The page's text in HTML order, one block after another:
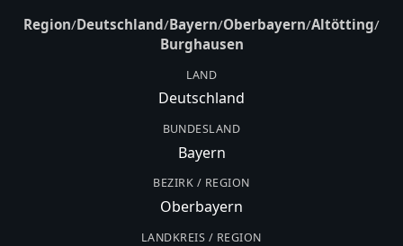
Region/Deutschland/Bayern/Oberbayern/Altötting/
Burghausen
LAND
Deutschland
BUNDESLAND
Bayern
BEZIRK / REGION
Oberbayern
LANDKREIS / REGION